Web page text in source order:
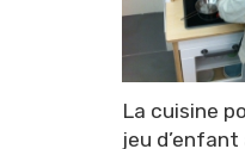
La cuisine
jeu